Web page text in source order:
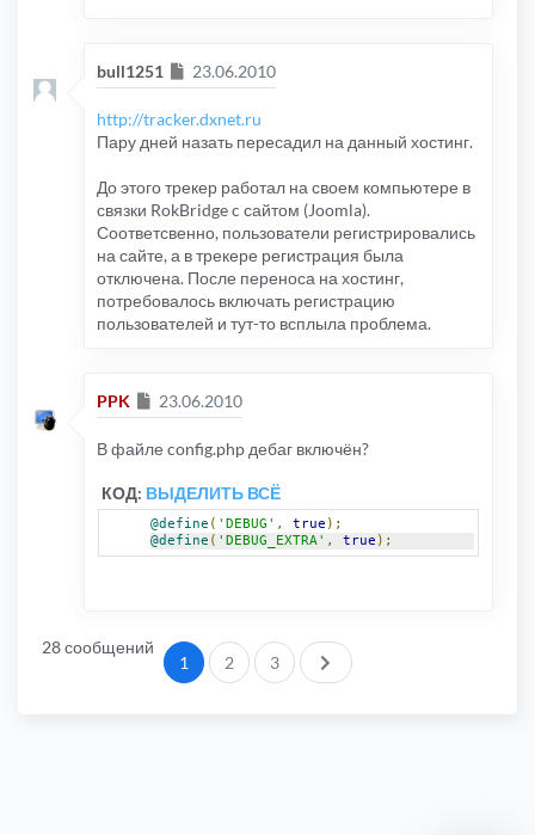
bull1251 Сообщение
23.06.2010
http://tracker.dxnet.ru
Пару дней назать пересадил на данный хостинг.
До этого трекер работал на своем компьютере в
связки RokBridge c сайтом (Joomla).
Соответсвенно, пользователи регистрировались
на сайте, а в трекере регистрация была
отключена. После переноса на хостинг,
потребовалось включать регистрацию
пользователей и тут-то всплыла проблема.
PPK Сообщение
23.06.2010
В файле config.php дебаг включён?
КОД: ВЫДЕЛИТЬ ВСЁ
@define ( 'DEBUG' , true );
@define ( 'DEBUG_EXTRA' , true );
28 сообщений
1 2 3 След.